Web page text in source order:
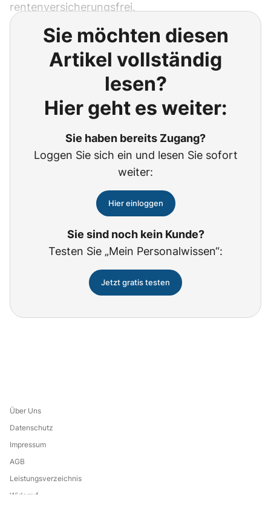
rentenversicherungsfrei.
Sie möchten diesen
Artikel vollständig
lesen?
Hier geht es weiter:
Sie haben bereits Zugang?
Loggen Sie sich ein und lesen Sie sofort
weiter:
Hier einloggen
Sie sind noch kein Kunde?
Testen Sie „Mein Personalwissen“:
Jetzt gratis testen
Über Uns
Datenschutz
Impressum
AGB
Leistungsverzeichnis
Widerruf